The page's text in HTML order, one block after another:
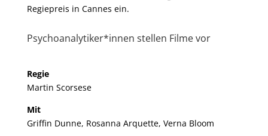
Regiepreis in Cannes ein.
Psychoanalytiker*innen stellen Filme vor
Regie
Martin Scorsese
Mit
Griffin Dunne, Rosanna Arquette, Verna Bloom